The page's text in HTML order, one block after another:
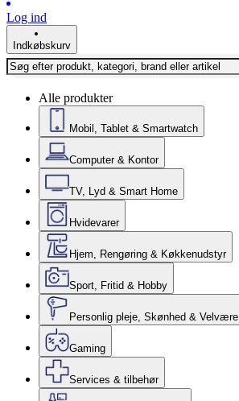
Log ind
Indkøbskurv
Alle produkter
Mobil, Tablet & Smartwatch
Computer & Kontor
TV, Lyd & Smart Home
Hvidevarer
Hjem, Rengøring & Køkkenudstyr
Sport, Fritid & Hobby
Personlig pleje, Skønhed & Velvære
Gaming
Services & tilbehør